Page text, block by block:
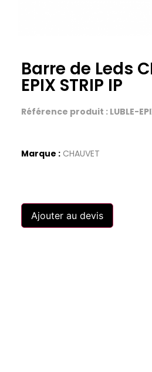
Barre de Leds
EPIX STRIP IP
Référence produit : LUBLE-
Marque : CHAUVET
Ajouter au devis